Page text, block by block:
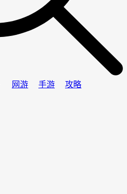
网游 手游 攻略